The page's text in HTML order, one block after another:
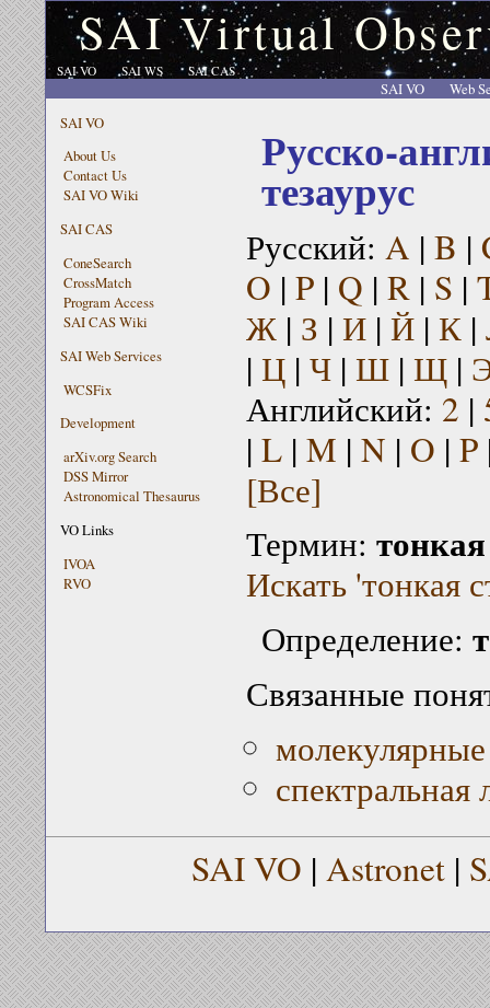
SAI Virtual
SAI VO SAI WS SAI CAS
SAI VO
Web
SAI VO
About Us
Contact Us
SAI VO Wiki
SAI CAS
ConeSearch
CrossMatch
Program Access
SAI CAS Wiki
SAI Web Services
WCSFix
Development
arXiv.org Search
DSS Mirror
Astronomical Thesaurus
VO Links
IVOA
RVO
Русско-
тезаурус
Русский: A | B |
O | P| Q | R| S |
Ж| З | И| Й| К|
| Ц| Ч| Ш| Щ|
Английский: 2 |
| L| M | N | O | P
[Все]
Термин:
Искать 'тонкая
Определение:
Связанные
спектральная
SAI VO | Astronet |